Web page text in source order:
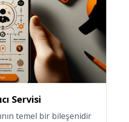
Servisi
temel bir bileşenidir